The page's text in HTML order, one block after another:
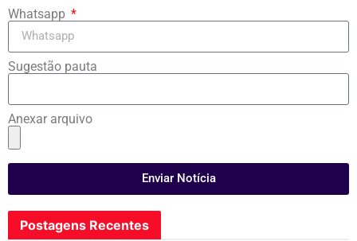
Whatsapp
Sugestão pauta
Anexar arquivo
Enviar Notícia
Postagens Recentes